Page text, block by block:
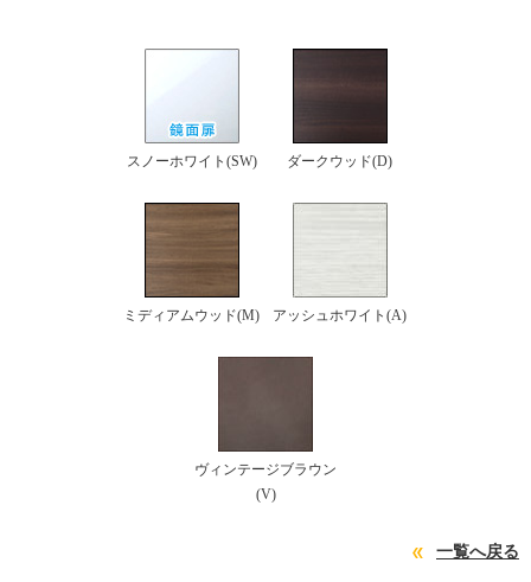
スノーホワイト(SW) ダークウッド(D)
ミディアムウッド(M) アッシュホワイト(A)
ヴィンテージブラウン
(V)
一覧へ戻る